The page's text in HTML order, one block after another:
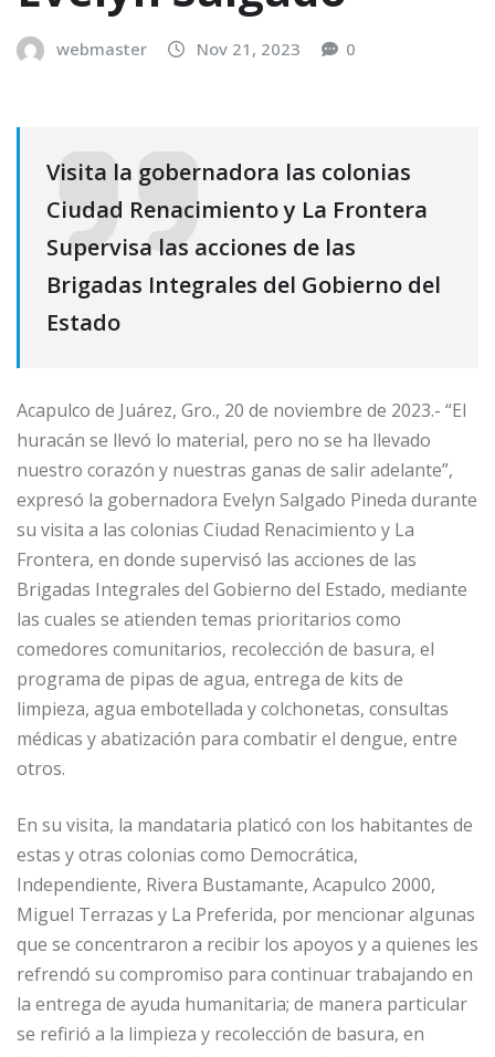
webmaster Nov 21, 2023 0
Visita la gobernadora las colonias
Ciudad Renacimiento y La Frontera
Supervisa las acciones de las
Brigadas Integrales del Gobierno del
Estado
Acapulco de Juárez, Gro., 20 de noviembre de 2023.- “El
huracán se llevó lo material, pero no se ha llevado
nuestro corazón y nuestras ganas de salir adelante”,
expresó la gobernadora Evelyn Salgado Pineda durante
su visita a las colonias Ciudad Renacimiento y La
Frontera, en donde supervisó las acciones de las
Brigadas Integrales del Gobierno del Estado, mediante
las cuales se atienden temas prioritarios como
comedores comunitarios, recolección de basura, el
programa de pipas de agua, entrega de kits de
limpieza, agua embotellada y colchonetas, consultas
médicas y abatización para combatir el dengue, entre
otros.
En su visita, la mandataria platicó con los habitantes de
estas y otras colonias como Democrática,
Independiente, Rivera Bustamante, Acapulco 2000,
Miguel Terrazas y La Preferida, por mencionar algunas
que se concentraron a recibir los apoyos y a quienes les
refrendó su compromiso para continuar trabajando en
la entrega de ayuda humanitaria; de manera particular
se refirió a la limpieza y recolección de basura, en